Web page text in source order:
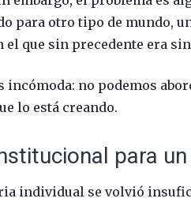
para otro tipo de mundo,
el que sin precedente era
incómoda: no podemos
lo está creando.
para
individual se volvió